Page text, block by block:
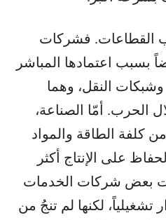
القطاعات. فشركات
بسبب اعتمادها المباشر
النقل، وهما
الحرب. أمّا الصناعة،
كلفة الطاقة والمواد
على الإنتاج أكثر
بعض شركات الخدمات
تشغيلياً، لكنها لم تنجُ من